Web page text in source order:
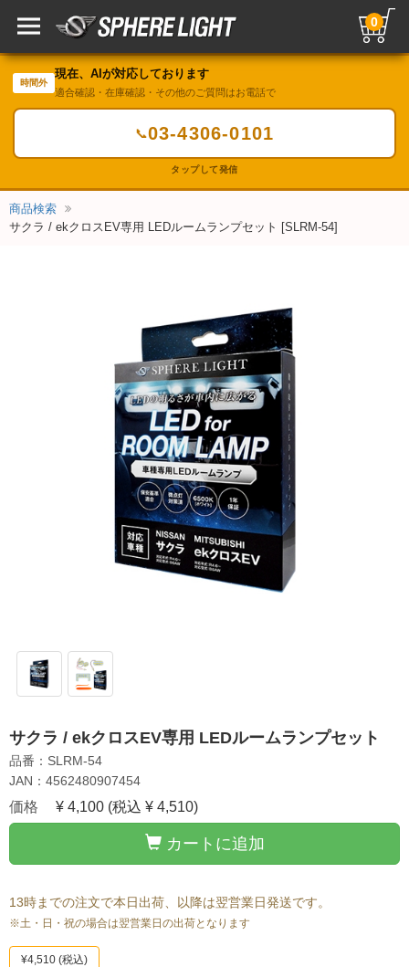
0
時間外
現在、AIが対応しております
適合確認・在庫確認・その他のご質問はお電話で
📞03-4306-0101
タップして発信
商品検索
サクラ / ekクロスEV専用 LEDルームランプセット [SLRM-54]
サクラ / ekクロスEV専用 LEDルームランプセット
品番：SLRM-54
JAN：4562480907454
価格 ¥ 4,100 (税込 ¥ 4,510)
カートに追加
13時までの注文で本日出荷、以降は翌営業日発送です。
※土・日・祝の場合は翌営業日の出荷となります
¥4,510 (税込)